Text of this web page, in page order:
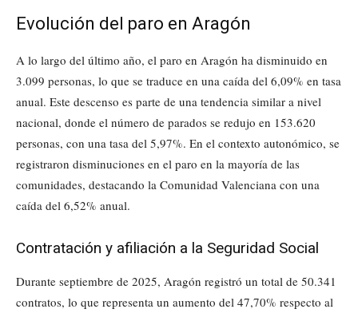
Evolución del paro en Aragón
A lo largo del último año, el paro en Aragón ha disminuido en
3.099 personas, lo que se traduce en una caída del 6,09% en tasa
anual. Este descenso es parte de una tendencia similar a nivel
nacional, donde el número de parados se redujo en 153.620
personas, con una tasa del 5,97%. En el contexto autonómico, se
registraron disminuciones en el paro en la mayoría de las
comunidades, destacando la Comunidad Valenciana con una
caída del 6,52% anual.
Contratación y afiliación a la Seguridad Social
Durante septiembre de 2025, Aragón registró un total de 50.341
contratos, lo que representa un aumento del 47,70% respecto al